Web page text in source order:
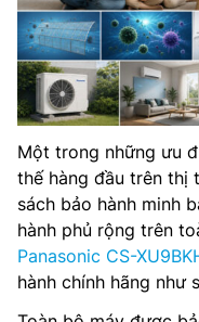
Một trong những ưu
thế hàng đầu trên thị
sách bảo hành minh
hành phủ rộng trên
Panasonic CS-
hành chính hãng như